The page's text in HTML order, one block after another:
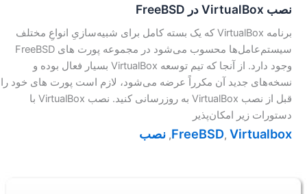
نصب VirtualBox در FreeBSD
برنامه VirtualBox که یک بسته کامل برای شبیه‌سازیِ انواعِ مختلف
سیستم‌عامل‌ها محسوب می‌شود در مجموعه پورت های FreeBSD
وجود دارد. از آنجا که تیم توسعه VirtualBox بسیار فعال بوده و
نسخه‌های جدید آن مکرراً عرضه می‌شود، لازم است پورت های خود را
قبل از نصب VirtualBox به روزرسانی کنید. نصب VirtualBox با
دستورات زیر امکان‌پذیر
FreeBSD, Virtualbox
, نصب